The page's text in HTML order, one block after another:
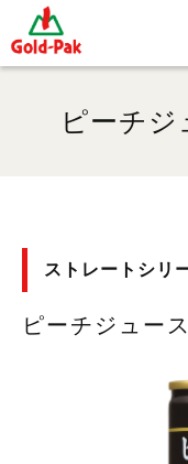
ピーチ
ストレートシリ
ピーチジュー